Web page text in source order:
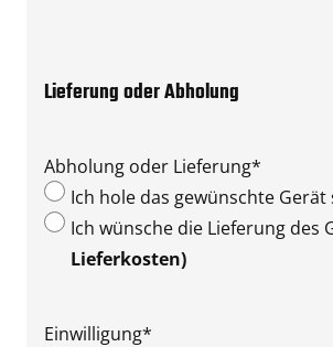
Lieferung oder Abholung
Abholung oder Lieferung*
Ich hole das gewünschte Gerät
Ich wünsche die Lieferung des
Lieferkosten)
Einwilligung*